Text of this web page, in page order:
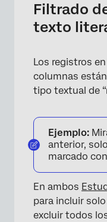
Filtrado
texto
Los registros
columnas
tipo textual de
Ejemplo:
anterior,
marcado
En ambos
para incluir
excluir todos